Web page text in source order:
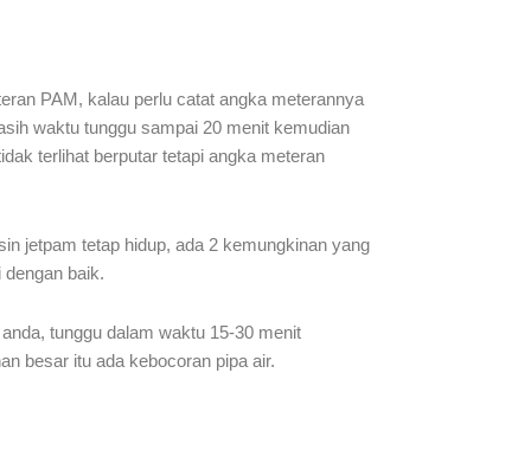
PAM, kalau perlu catat angka meterannya
waktu tunggu sampai 20 menit kemudian
terlihat berputar tetapi angka meteran
jetpam tetap hidup, ada 2 kemungkinan yang
baik.
tunggu dalam waktu 15-30 menit
besar itu ada kebocoran pipa air.